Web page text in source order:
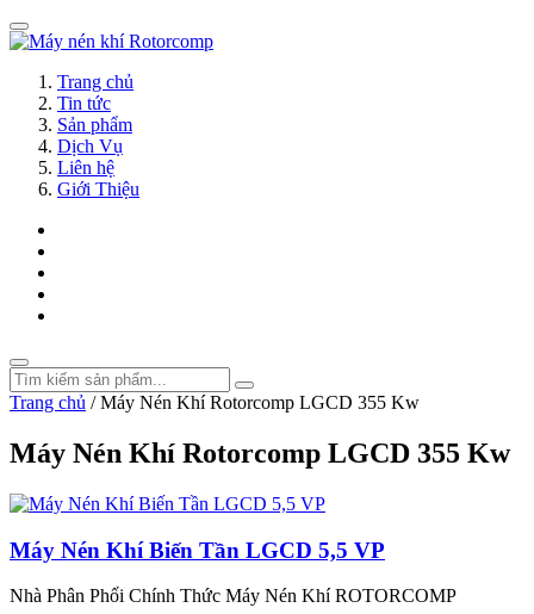
Trang chủ
Tin tức
Sản phẩm
Dịch Vụ
Liên hệ
Giới Thiệu
Trang chủ /Máy Nén Khí Rotorcomp LGCD 355 Kw
Máy Nén Khí Rotorcomp LGCD 355 Kw
Máy Nén Khí Biến Tần LGCD 5,5 VP
Nhà Phân Phối Chính Thức Máy Nén Khí ROTORCOMP